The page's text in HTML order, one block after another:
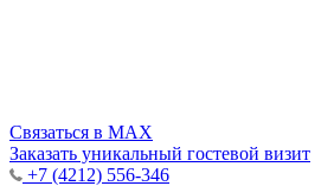
Cвязаться в MAX
Заказать уникальный гостевой визит
+7 (4212) 556-346